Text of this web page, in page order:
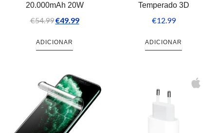
20.000mAh 20W
€54.99€49.99
ADICIONAR
Temperado 3D
€12.99
ADICIONAR